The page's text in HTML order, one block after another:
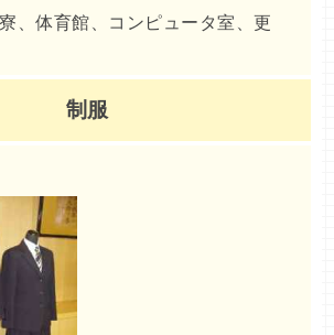
、体育館、コンピュータ室、更
制服